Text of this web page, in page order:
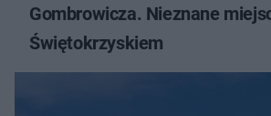
Gombrowicza. Nieznane
Świętokrzyskiem